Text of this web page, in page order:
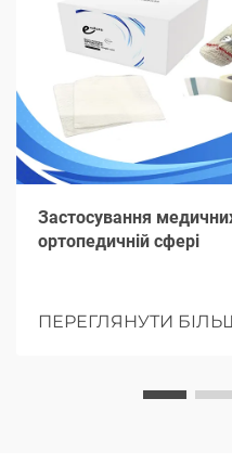
Застосування
ортопедичній сфері
ПЕРЕГЛЯНУТИ